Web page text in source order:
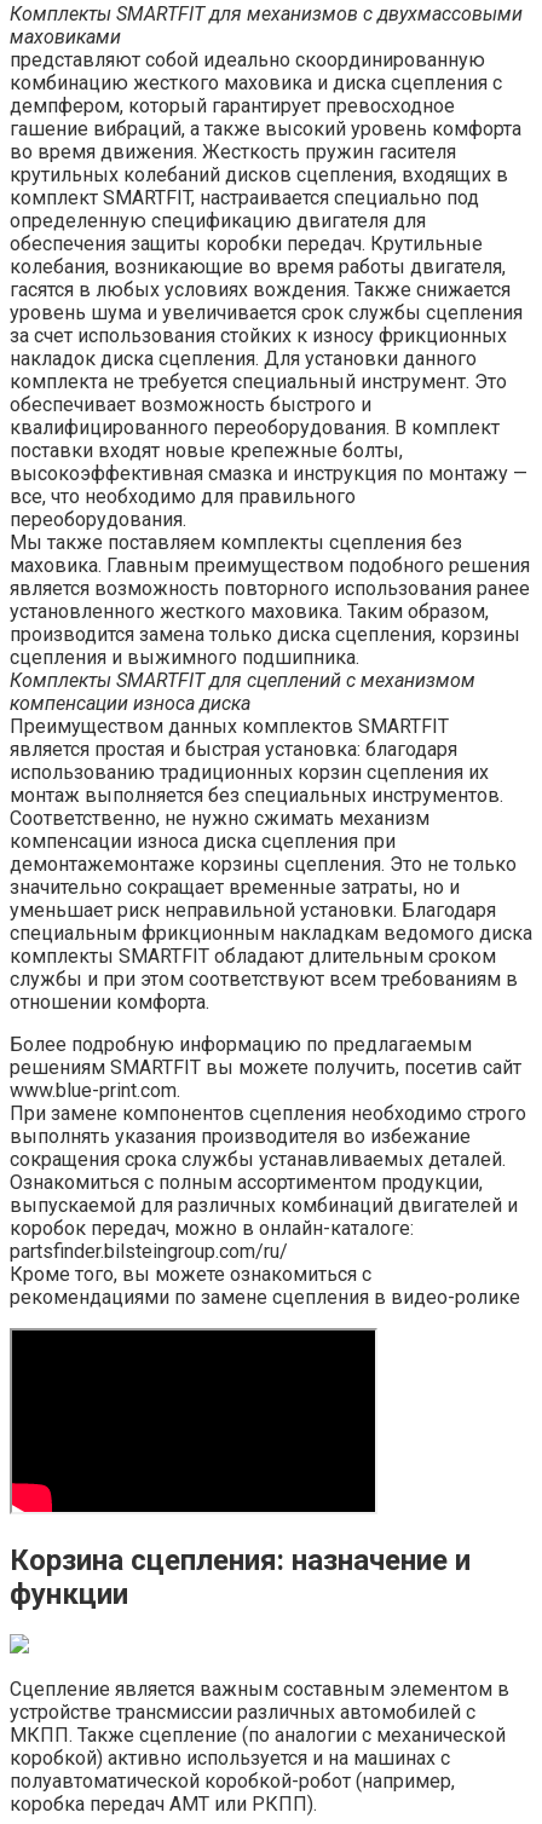
Комплекты SMARTFIT для механизмов с двухмассовыми
маховиками
представляют собой идеально скоординированную
комбинацию жесткого маховика и диска сцепления с
демпфером, который гарантирует превосходное
гашение вибраций, а также высокий уровень комфорта
во время движения. Жесткость пружин гасителя
крутильных колебаний дисков сцепления, входящих в
комплект SMARTFIT, настраивается специально под
определенную спецификацию двигателя для
обеспечения защиты коробки передач. Крутильные
колебания, возникающие во время работы двигателя,
гасятся в любых условиях вождения. Также снижается
уровень шума и увеличивается срок службы сцепления
за счет использования стойких к износу фрикционных
накладок диска сцепления. Для установки данного
комплекта не требуется специальный инструмент. Это
обеспечивает возможность быстрого и
квалифицированного переоборудования. В комплект
поставки входят новые крепежные болты,
высокоэффективная смазка и инструкция по монтажу —
все, что необходимо для правильного
переоборудования.
Мы также поставляем комплекты сцепления без
маховика. Главным преимуществом подобного решения
является возможность повторного использования ранее
установленного жесткого маховика. Таким образом,
производится замена только диска сцепления, корзины
сцепления и выжимного подшипника.
Комплекты SMARTFIT для сцеплений с механизмом
компенсации износа диска
Преимуществом данных комплектов SMARTFIT
является простая и быстрая установка: благодаря
использованию традиционных корзин сцепления их
монтаж выполняется без специальных инструментов.
Соответственно, не нужно сжимать механизм
компенсации износа диска сцепления при
демонтажемонтаже корзины сцепления. Это не только
значительно сокращает временные затраты, но и
уменьшает риск неправильной установки. Благодаря
специальным фрикционным накладкам ведомого диска
комплекты SMARTFIT обладают длительным сроком
службы и при этом соответствуют всем требованиям в
отношении комфорта.
Более подробную информацию по предлагаемым
решениям SMARTFIT вы можете получить, посетив сайт
www.blue-print.com.
При замене компонентов сцепления необходимо строго
выполнять указания производителя во избежание
сокращения срока службы устанавливаемых деталей.
Ознакомиться с полным ассортиментом продукции,
выпускаемой для различных комбинаций двигателей и
коробок передач, можно в онлайн-каталоге:
partsfinder.bilsteingroup.com/ru/
Кроме того, вы можете ознакомиться с
рекомендациями по замене сцепления в видео-ролике
Корзина сцепления: назначение и
функции
Cцепление является важным составным элементом в
устройстве трансмиссии различных автомобилей с
МКПП. Также сцепление (по аналогии с механической
коробкой) активно используется и на машинах с
полуавтоматической коробкой-робот (например,
коробка передач AMT или РКПП).